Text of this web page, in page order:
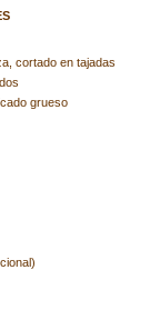
cortado en tajadas
grueso